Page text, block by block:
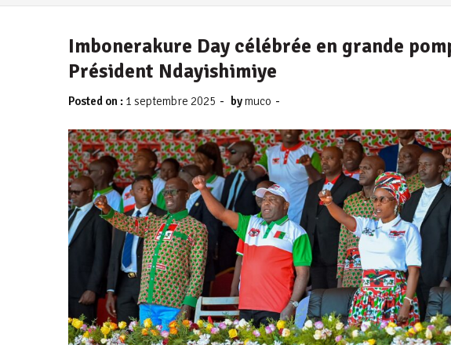
Imbonerakure Day célébrée en grande
Président Ndayishimiye
Posted on : 1 septembre 2025 - bymuco -